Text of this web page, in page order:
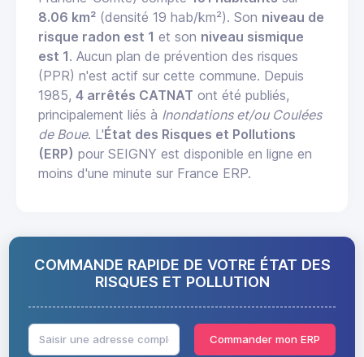
8.06 km² (densité 19 hab/km²). Son niveau de
risque radon est 1 et son niveau sismique
est 1. Aucun plan de prévention des risques
(PPR) n'est actif sur cette commune. Depuis
1985, 4 arrêtés CATNAT ont été publiés,
principalement liés à Inondations et/ou Coulées
de Boue. L'État des Risques et Pollutions
(ERP) pour SEIGNY est disponible en ligne en
moins d'une minute sur France ERP.
COMMANDE RAPIDE DE VOTRE ÉTAT DES
RISQUES ET POLLUTION
Commander mon ERP